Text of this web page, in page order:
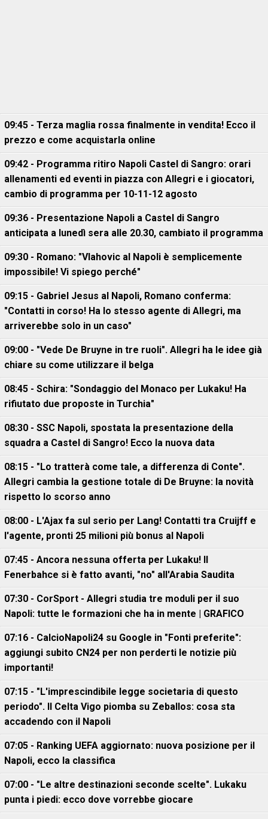
09:45 - Terza maglia rossa finalmente in vendita! Ecco il
prezzo e come acquistarla online
09:42 - Programma ritiro Napoli Castel di Sangro: orari
allenamenti ed eventi in piazza con Allegri e i giocatori,
cambio di programma per 10-11-12 agosto
09:36 - Presentazione Napoli a Castel di Sangro
anticipata a lunedì sera alle 20.30, cambiato il programma
09:30 - Romano: "Vlahovic al Napoli è semplicemente
impossibile! Vi spiego perché"
09:15 - Gabriel Jesus al Napoli, Romano conferma:
"Contatti in corso! Ha lo stesso agente di Allegri, ma
arriverebbe solo in un caso"
09:00 - "Vede De Bruyne in tre ruoli". Allegri ha le idee già
chiare su come utilizzare il belga
08:45 - Schira: "Sondaggio del Monaco per Lukaku! Ha
rifiutato due proposte in Turchia"
08:30 - SSC Napoli, spostata la presentazione della
squadra a Castel di Sangro! Ecco la nuova data
08:15 - "Lo tratterà come tale, a differenza di Conte".
Allegri cambia la gestione totale di De Bruyne: la novità
rispetto lo scorso anno
08:00 - L'Ajax fa sul serio per Lang! Contatti tra Cruijff e
l'agente, pronti 25 milioni più bonus al Napoli
07:45 - Ancora nessuna offerta per Lukaku! Il
Fenerbahce si è fatto avanti, "no" all'Arabia Saudita
07:30 - CorSport - Allegri studia tre moduli per il suo
Napoli: tutte le formazioni che ha in mente | GRAFICO
07:16 - CalcioNapoli24 su Google in "Fonti preferite":
aggiungi subito CN24 per non perderti le notizie più
importanti!
07:15 - "L'imprescindibile legge societaria di questo
periodo". Il Celta Vigo piomba su Zeballos: cosa sta
accadendo con il Napoli
07:05 - Ranking UEFA aggiornato: nuova posizione per il
Napoli, ecco la classifica
07:00 - "Le altre destinazioni seconde scelte". Lukaku
punta i piedi: ecco dove vorrebbe giocare